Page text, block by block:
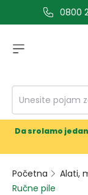
glavni sadržaj
0800
Da srolamo
Početna Alati,
Ručne pile